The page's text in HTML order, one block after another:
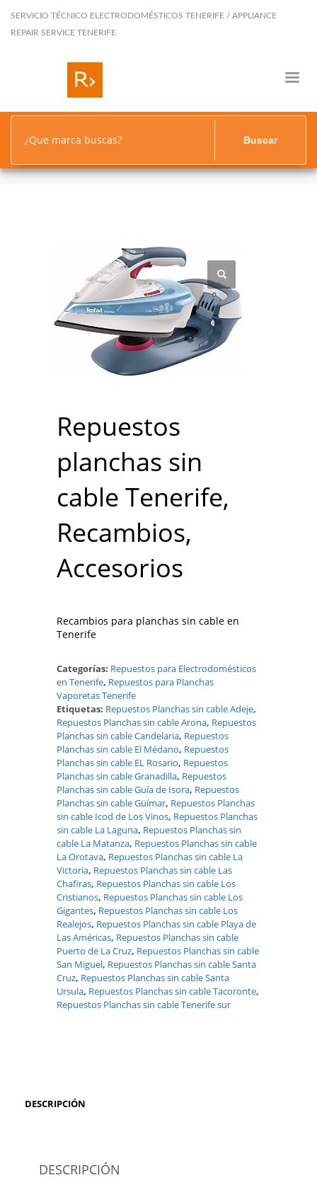
SERVICIO TÉCNICO ELECTRODOMÉSTICOS TENERIFE / APPLIANCE
REPAIR SERVICE TENERIFE
¿Que marca buscas? Buscar
Repuestos
planchas sin
cable Tenerife,
Recambios,
Accesorios
Recambios para planchas sin cable en
Tenerife
Categorías: Repuestos para Electrodomésticos
en Tenerife, Repuestos para Planchas
Vaporetas Tenerife
Etiquetas: Repuestos Planchas sin cable Adeje,
Repuestos Planchas sin cable Arona, Repuestos
Planchas sin cable Candelaria, Repuestos
Planchas sin cable El Médano, Repuestos
Planchas sin cable EL Rosario, Repuestos
Planchas sin cable Granadilla, Repuestos
Planchas sin cable Guía de Isora, Repuestos
Planchas sin cable Güímar, Repuestos Planchas
sin cable Icod de Los Vinos, Repuestos Planchas
sin cable La Laguna, Repuestos Planchas sin
cable La Matanza, Repuestos Planchas sin cable
La Orotava, Repuestos Planchas sin cable La
Victoria, Repuestos Planchas sin cable Las
Chafiras, Repuestos Planchas sin cable Los
Cristianos, Repuestos Planchas sin cable Los
Gigantes, Repuestos Planchas sin cable Los
Realejos, Repuestos Planchas sin cable Playa de
Las Américas, Repuestos Planchas sin cable
Puerto de La Cruz, Repuestos Planchas sin cable
San Miguel, Repuestos Planchas sin cable Santa
Cruz, Repuestos Planchas sin cable Santa
Ursula, Repuestos Planchas sin cable Tacoronte,
Repuestos Planchas sin cable Tenerife sur
DESCRIPCIÓN
DESCRIPCIÓN